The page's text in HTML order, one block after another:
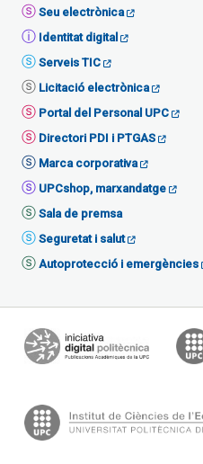
Seu electrònica
Identitat digital
Serveis TIC
Licitació electrònica
Portal del Personal UPC
Directori PDI i PTGAS
Marca corporativa
UPCshop, marxandatge
Sala de premsa
Seguretat i salut
Autoprotecció i emergències